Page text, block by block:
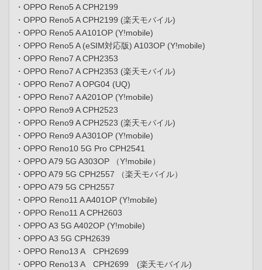
・OPPO Reno5 A CPH2199
・OPPO Reno5 A CPH2199 (楽天モバイル)
・OPPO Reno5 A A101OP (Y!mobile)
・OPPO Reno5 A (eSIM対応版) A103OP (Y!mobile)
・OPPO Reno7 A CPH2353
・OPPO Reno7 A CPH2353 (楽天モバイル)
・OPPO Reno7 A OPG04 (UQ)
・OPPO Reno7 A A201OP (Y!mobile)
・OPPO Reno9 A CPH2523
・OPPO Reno9 A CPH2523 (楽天モバイル)
・OPPO Reno9 A A301OP (Y!mobile)
・OPPO Reno10 5G Pro CPH2541
・OPPO A79 5G A303OP （Y!mobile）
・OPPO A79 5G CPH2557 （楽天モバイル）
・OPPO A79 5G CPH2557
・OPPO Reno11 A A401OP (Y!mobile)
・OPPO Reno11 A CPH2603
・OPPO A3 5G A402OP (Y!mobile)
・OPPO A3 5G CPH2639
・OPPO Reno13 A CPH2699
・OPPO Reno13 A CPH2699 (楽天モバイル)